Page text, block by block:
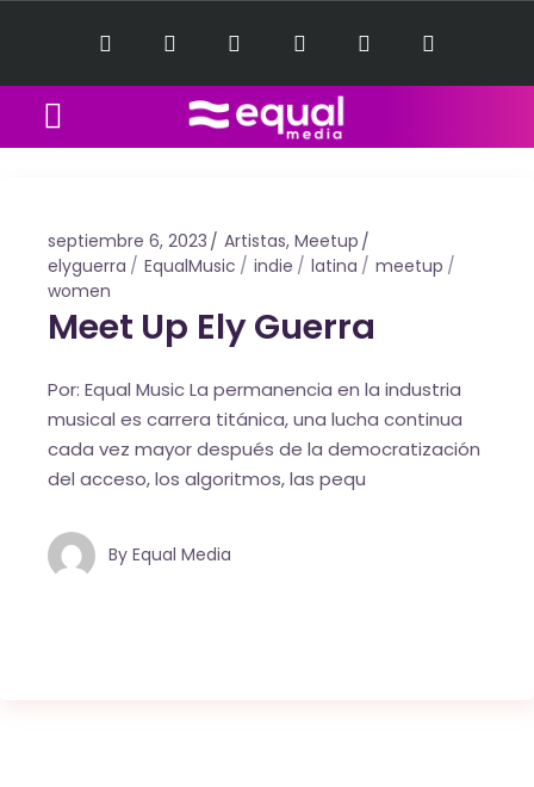
septiembre 6, 2023 Artistas, Meetup
elyguerra
EqualMusic indie latina
meetup
women
Meet Up Ely Guerra
Por: Equal Music La permanencia en la industria
musical es carrera titánica, una lucha continua
cada vez mayor después de la democratización
del acceso, los algoritmos, las pequ
By Equal Media